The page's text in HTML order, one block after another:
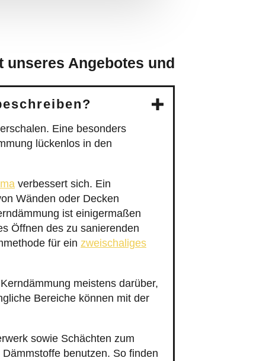
Angebotes und
Eine besonders
lückenlos in den
verbessert sich. Ein
Wänden oder Decken
ist einigermaßen
Öffnen des zu sanierenden
für ein zweischaliges
meistens darüber,
Bereiche können mit der
sowie Schächten zum
benutzen. So finden